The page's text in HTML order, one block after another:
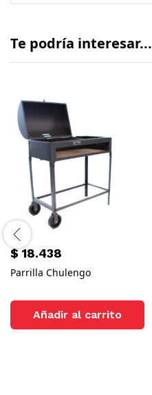
Te podría interesar...
$18.438
Parrilla Chulengo
Añadir al carrito